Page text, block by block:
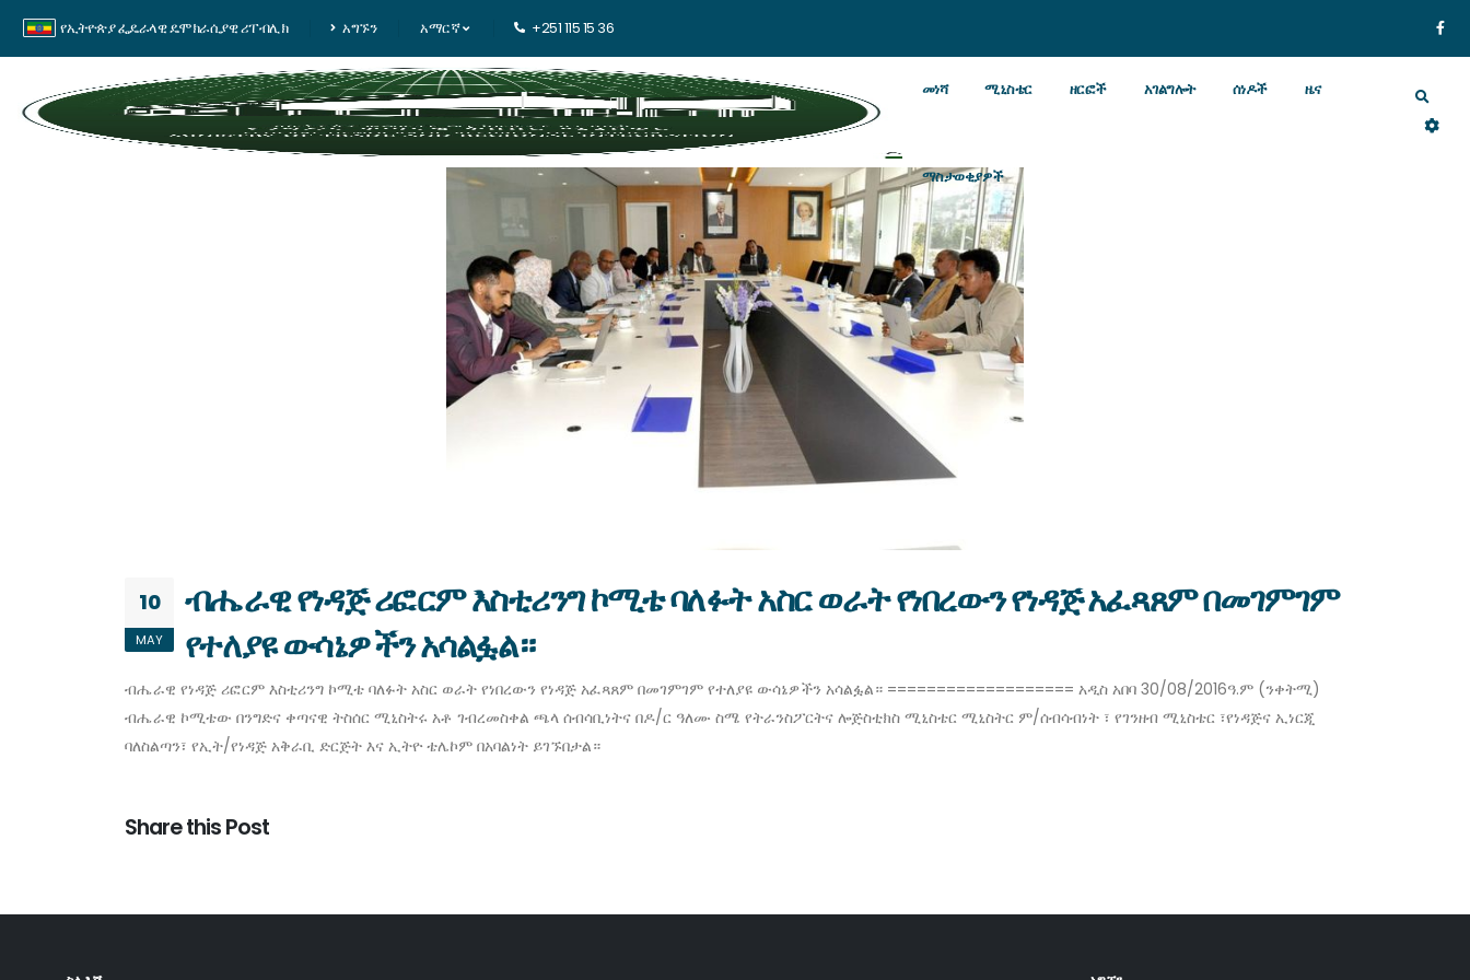
የኢትዮጵያ ፌዴራላዊ ዴሞክራሲያዊ ሪፐብሊክ አግኙን አማርኛ +251 115 15 36
መነሻ ሚኒስቴር ዘርፎች አገልግሎት ሰነዶች ዜና
ማስታወቂያዎች
10
MAY
ብሔራዊ የነዳጅ ሪፎርም እስቲሪንግ ኮሚቴ ባለፉት አስር ወራት የነበረውን የነዳጅ አፈጻጸም በመገምገም
የተለያዩ ውሳኔዎችን አሳልፏል።
ብሔራዊ የነዳጅ ሪፎርም እስቲሪንግ ኮሚቴ ባለፉት አስር ወራት የነበረውን የነዳጅ አፈጻጸም በመገምገም የተለያዩ ውሳኔዎችን አሳልፏል። =================== አዲስ አበባ 30/08/2016ዓ.ም (ንቀትሚ)
ብሔራዊ ኮሚቴው በንግድና ቀጣናዊ ትስሰር ሚኒስትሩ አቶ ገብረመስቀል ጫላ ሰብሳቢነትና በዶ/ር ዓለሙ ስሜ የትራንስፖርትና ሎጅስቲክስ ሚኒስቴር ሚኒስትር ም/ሰብሳብነት ፣ የገንዘብ ሚኒስቴር ፣የነዳጅና ኢነርጂ
ባለስልጣን፣ የኢት/የነዳጅ አቅራቢ ድርጅት እና ኢትዮ ቴሌኮም በአባልነት ይገኙበታል።
Share this Post